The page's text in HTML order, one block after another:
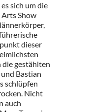
sich um die
Show
dieser
die gestählten
Bastian
schlüpfen
Nicht
auch